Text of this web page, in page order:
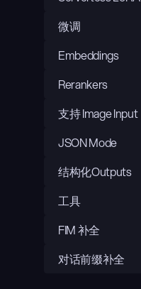
微调
Embeddings
Rerankers
支持 Image Input
JSON Mode
结构化Outputs
工具
FIM 补全
对话前缀补全